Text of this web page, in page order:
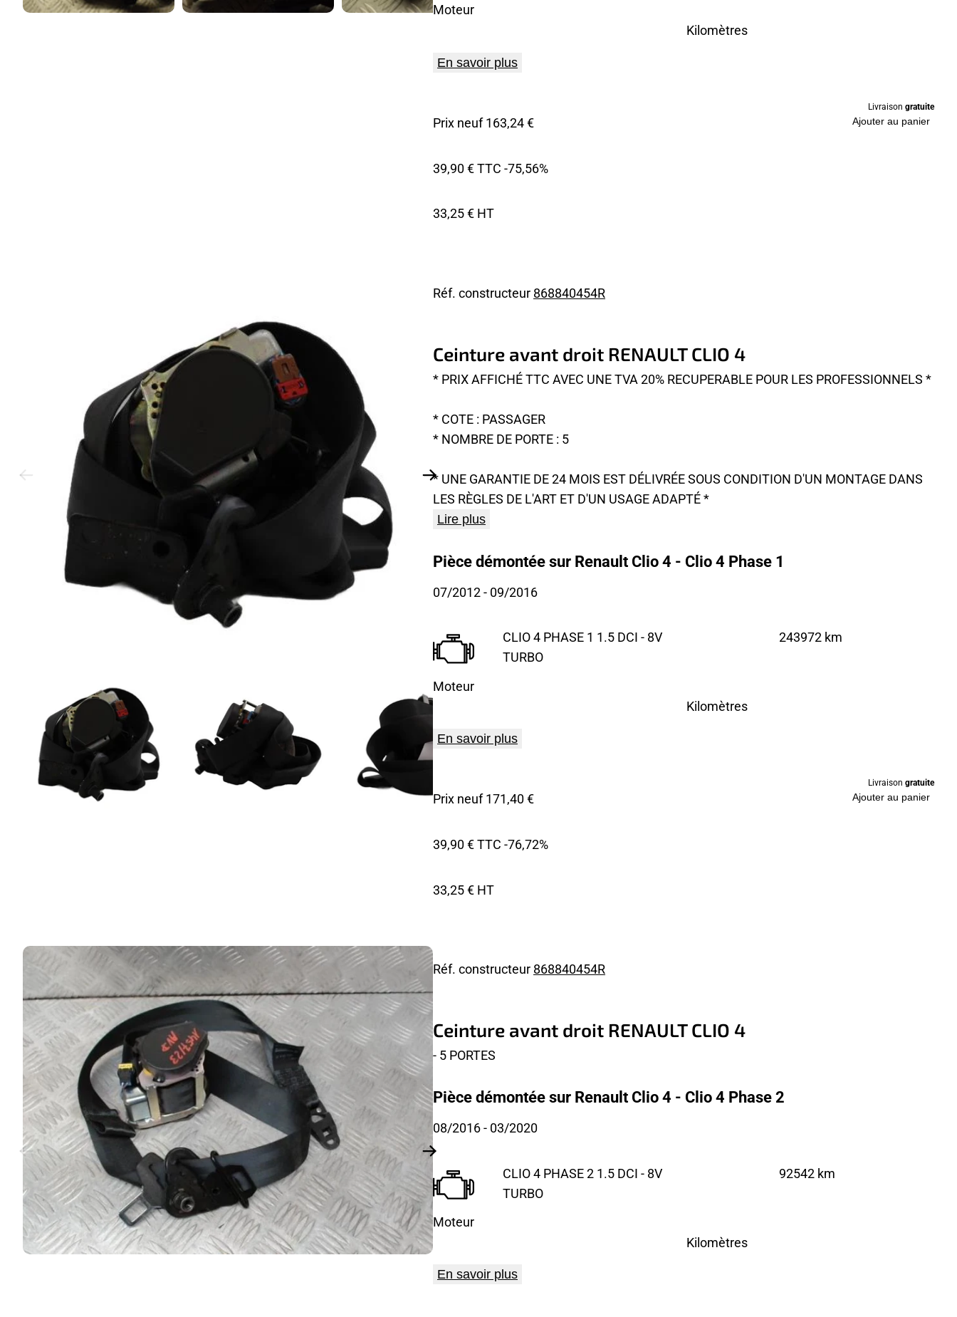
Moteur
Kilomètres
En savoir plus
Prix neuf 163,24 €
39,90 € TTC -75,56%
33,25 € HT
Livraison gratuite
Ajouter au panier
Réf. constructeur 868840454R
Ceinture avant droit RENAULT CLIO 4
* PRIX AFFICHÉ TTC AVEC UNE TVA 20% RECUPERABLE POUR LES PROFESSIONNELS *
* COTE : PASSAGER
* NOMBRE DE PORTE : 5
* UNE GARANTIE DE 24 MOIS EST DÉLIVRÉE SOUS CONDITION D'UN MONTAGE DANS
LES RÈGLES DE L'ART ET D'UN USAGE ADAPTÉ *
Lire plus
Pièce démontée sur Renault Clio 4 - Clio 4 Phase 1
07/2012- 09/2016
Moteur
CLIO 4 PHASE 1 1.5 DCI - 8V
TURBO
Kilomètres
243972 km
En savoir plus
Prix neuf 171,40 €
39,90 € TTC -76,72%
33,25 € HT
Livraison gratuite
Ajouter au panier
Réf. constructeur 868840454R
Ceinture avant droit RENAULT CLIO 4
- 5 PORTES
Pièce démontée sur Renault Clio 4 - Clio 4 Phase 2
08/2016- 03/2020
Moteur
CLIO 4 PHASE 2 1.5 DCI - 8V
TURBO
Kilomètres
92542 km
En savoir plus